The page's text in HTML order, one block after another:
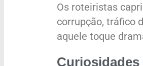
Os roteiristas
corrupção, tráfico
aquele toque